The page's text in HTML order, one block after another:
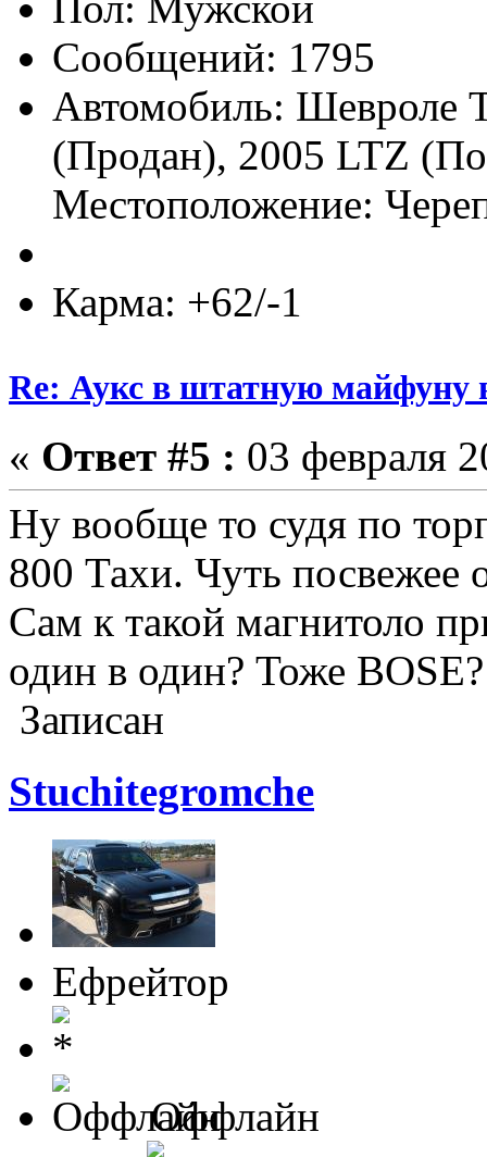
Сообщений: 1795
Автомобиль: Шевроле
(Продан), 2005 LTZ
Местоположение:
Карма: +62/-1
Re: Аукс в штатную майфуну
« Ответ #5 : 03 февраля
Ну вообще то судя по
800 Тахи. Чуть посвежее
Сам к такой магнитоло
один в один? Тоже
Записан
Stuchitegromche
Ефрейтор
Оффлайн